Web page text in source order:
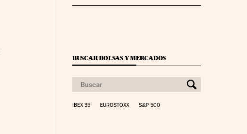
BUSCAR BOLSAS Y MERCADOS
IBEX 35 EUROSTOXX S&P 500